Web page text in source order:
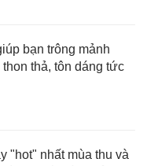
bạn trông mảnh
thon thả, tôn dáng tức
"hot" nhất mùa thu và